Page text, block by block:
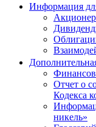
Информация
Отчет о
Кодекса
никель»